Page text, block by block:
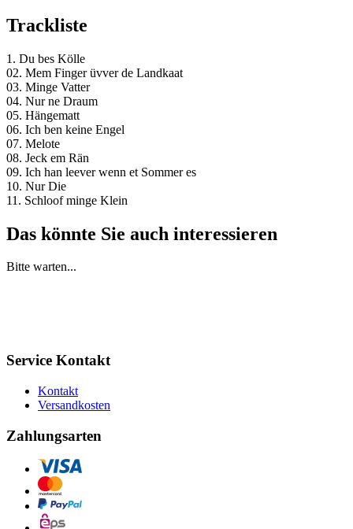
Trackliste
1. Du bes Kölle
02. Mem Finger üvver de Landkaat
03. Minge Vatter
04. Nur ne Draum
05. Hängematt
06. Ich ben keine Engel
07. Melote
08. Jeck em Rän
09. Ich han leever wenn et Sommer es
10. Nur Die
11. Schloof minge Klein
Das könnte Sie auch interessieren
Bitte warten...
Service Kontakt
Kontakt
Versandkosten
Zahlungsarten